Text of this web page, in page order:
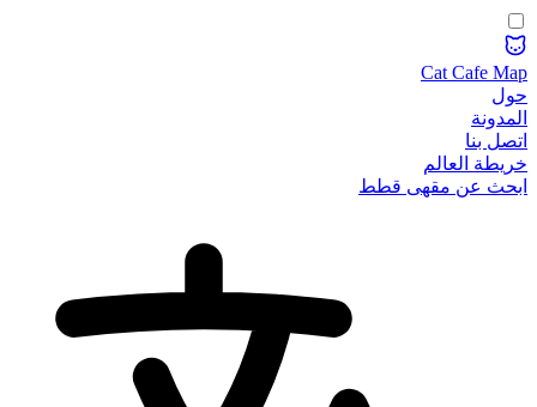
Cat Cafe Map
حول
المدونة
اتصل بنا
خريطة العالم
ابحث عن مقهى قطط